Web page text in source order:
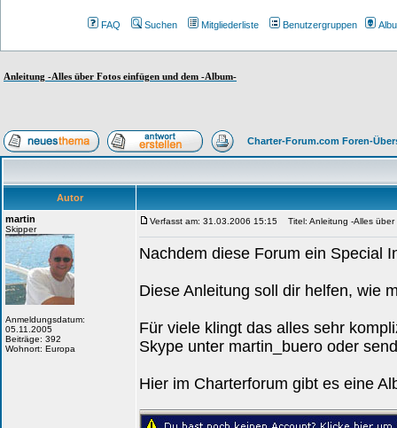
FAQ Suchen Mitgliederliste Benutzergruppen
Anleitung -Alles über Fotos einfügen und dem -Album-
Charter-Forum.com Foren-
Autor
martin
Skipper
Anmeldungsdatum:
05.11.2005
Beiträge: 392
Wohnort: Europa
Verfasst am: 31.03.2006 15:15 Titel: Anleitung -Alles
Nachdem diese Forum ein Special
Diese Anleitung soll dir helfen, wie
Für viele klingt das alles sehr
Skype unter martin_buero oder
Hier im Charterforum gibt es eine